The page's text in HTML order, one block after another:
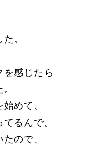
。
を感じたら
めて、
るんで。
ので、